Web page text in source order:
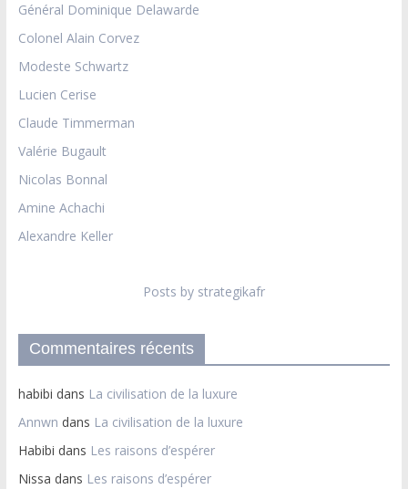
Général Dominique Delawarde
Colonel Alain Corvez
Modeste Schwartz
Lucien Cerise
Claude Timmerman
Valérie Bugault
Nicolas Bonnal
Amine Achachi
Alexandre Keller
Posts by strategikafr
Commentaires récents
habibi dans La civilisation de la luxure
Annwn dans La civilisation de la luxure
Habibi dans Les raisons d’espérer
Nissa dans Les raisons d’espérer